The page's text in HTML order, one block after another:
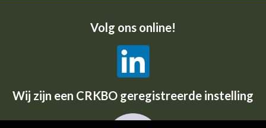
Volg ons online!
Wij zijn een CRKBO geregistreerde instelling